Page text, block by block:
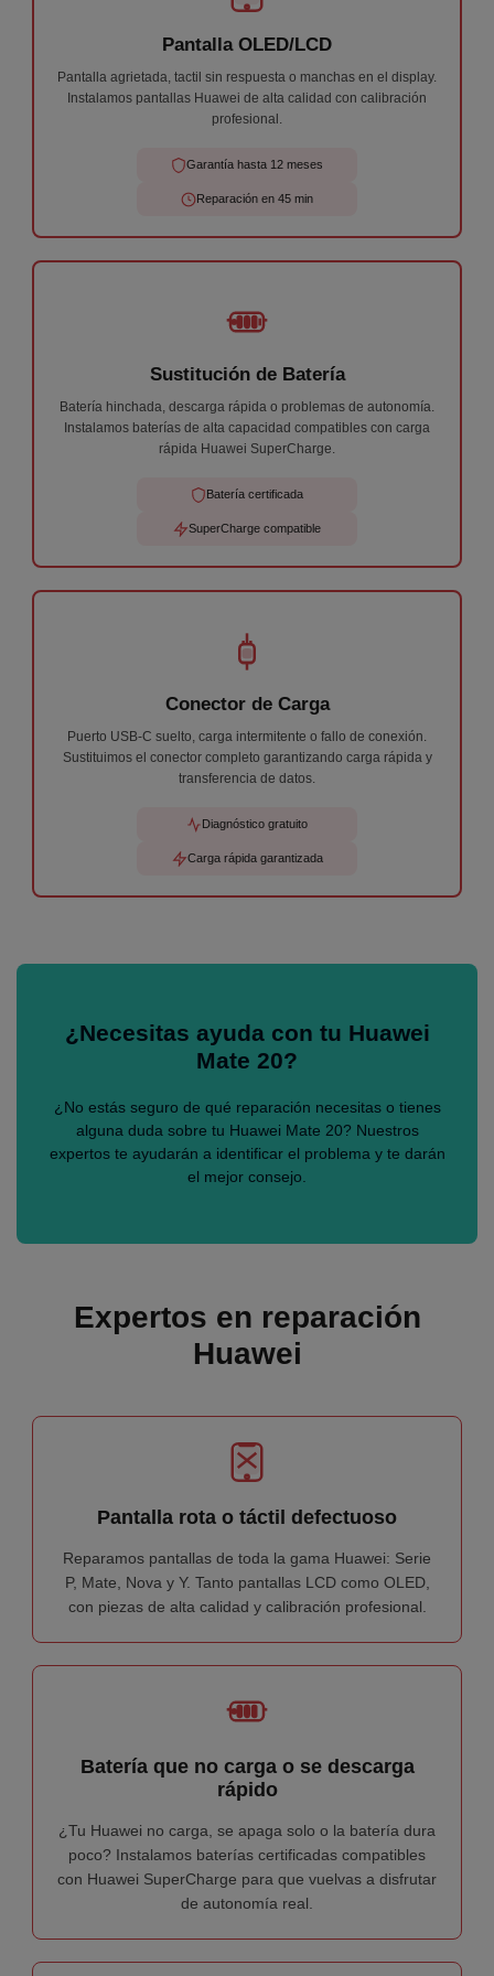
He llevado mi móvil un Samsung A33 ya que no me
y en menos de 1h me lo has cambiado y ya
funciona perfectamente. Sin dudas cuando me pase
Pantalla OLED/LCD
Pantalla agrietada, tactil sin respuesta o manchas en el display.
Instalamos pantallas Huawei de alta calidad con calibración
profesional.
Garantía hasta 12 meses
Reparación en 45 min
Sustitución de Batería
Batería hinchada, descarga rápida o problemas de autonomía.
Instalamos baterías de alta capacidad compatibles con carga
rápida Huawei SuperCharge.
Batería certificada
SuperCharge compatible
Conector de Carga
Puerto USB-C suelto, carga intermitente o fallo de conexión.
Sustituimos el conector completo garantizando carga rápida y
transferencia de datos.
Diagnóstico gratuito
Carga rápida garantizada
¿Necesitas ayuda con tu Huawei
Mate 20?
¿No estás seguro de qué reparación necesitas o tienes
alguna duda sobre tu Huawei Mate 20? Nuestros
expertos te ayudarán a identificar el problema y te darán
el mejor consejo.
Expertos en reparación
Huawei
Pantalla rota o táctil defectuoso
Reparamos pantallas de toda la gama Huawei: Serie
P, Mate, Nova y Y. Tanto pantallas LCD como OLED,
con piezas de alta calidad y calibración profesional.
Batería que no carga o se descarga
rápido
¿Tu Huawei no carga, se apaga solo o la batería dura
poco? Instalamos baterías certificadas compatibles
con Huawei SuperCharge para que vuelvas a disfrutar
de autonomía real.